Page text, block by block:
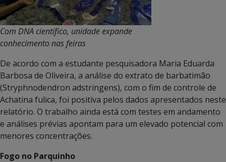
Com DNA científico, unidade expande
conhecimento nas feiras
De acordo com a estudante pesquisadora Maria Eduarda
Barbosa de Oliveira, a análise do extrato de barbatimão
(Stryphnodendron adstringens), com o fim de controle de
Achatina fulica, foi positiva pelos dados apresentados neste
relatório. O trabalho ainda está com testes em andamento
e análises prévias apontam para um elevado potencial com
menores concentrações.
Fogo no Parquinho